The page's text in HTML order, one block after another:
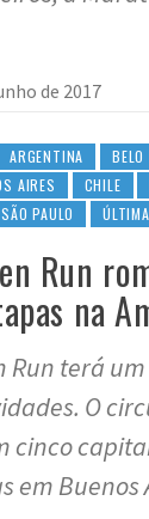
de 2017
ARGENTINA
AIRES CHILE
SÃO PAULO
Run
na
Run terá
O
cinco
em Buenos